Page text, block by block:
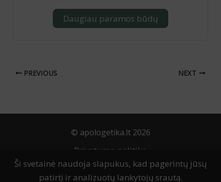
Daugiau paramos būdų
PREVIOUS NEXT
© apologetika.lt 2026
Privatumo politika
Naudojimo taisyklės
Slapukų politika
Ši svetainė naudoja slapukus, kad pagerintų jūsų
patirtį ir analizuotų lankytojų srautą.